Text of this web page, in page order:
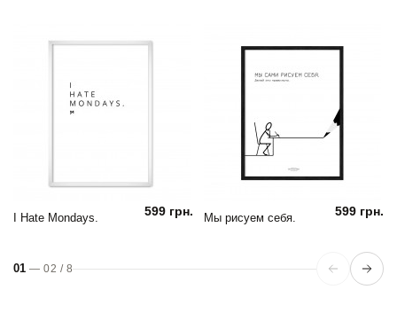
I Hate Mondays. 599 грн. Мы рисуем себя. 599 грн.
01 —02 / 8